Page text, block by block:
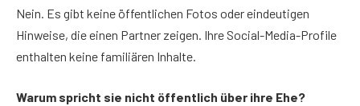
Nein. Es gibt keine öffentlichen Fotos oder eindeutigen
Hinweise, die einen Partner zeigen. Ihre Social-Media-Profile
enthalten keine familiären Inhalte.
Warum spricht sie nicht öffentlich über ihre Ehe?